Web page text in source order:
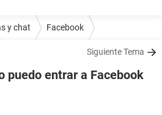
y chat Facebook
Siguiente Tema
puedo entrar a Facebook